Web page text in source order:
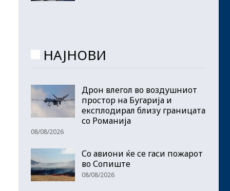
НАЈНОВИ
Дрон влегол во воздушниот
простор на Бугарија и
експлодирал близу границата
со Романија
08/08/2026
Со авиони ќе се гаси пожарот
во Сопиште
08/08/2026